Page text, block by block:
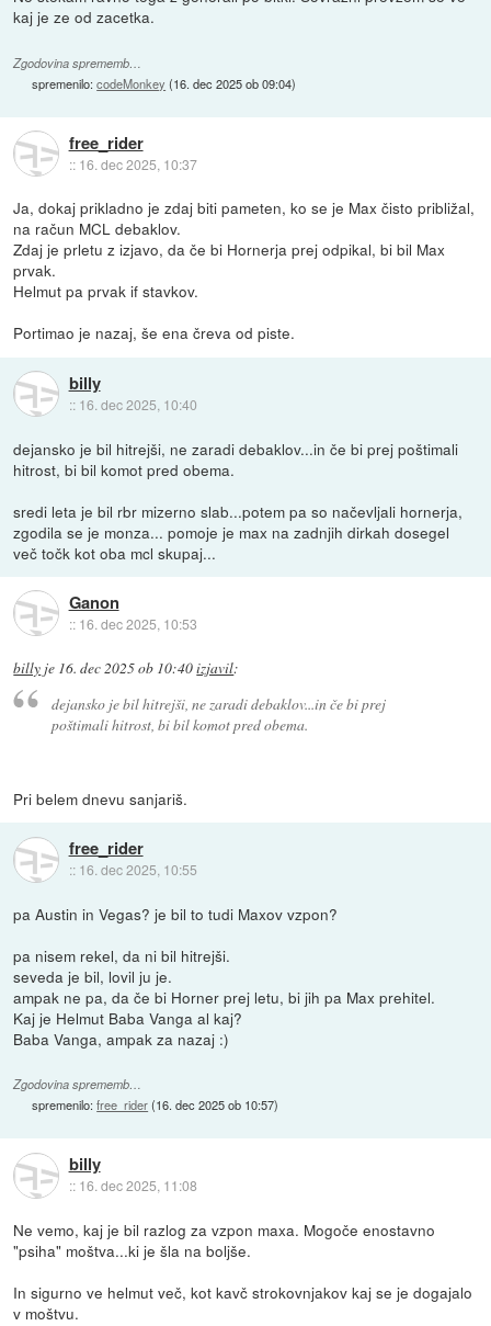
kaj je ze od zacetka.
Zgodovina sprememb…
spremenilo:codeMonkey (16. dec 2025 ob 09:04)
free_rider
:: 16. dec 2025, 10:37
Ja, dokaj prikladno je zdaj biti pameten, ko se je Max čisto približal,
na račun MCL debaklov.
Zdaj je prletu z izjavo, da če bi Hornerja prej odpikal, bi bil Max
prvak.
Helmut pa prvak if stavkov.
Portimao je nazaj, še ena čreva od piste.
billy
:: 16. dec 2025, 10:40
dejansko je bil hitrejši, ne zaradi debaklov...in če bi prej poštimali
hitrost, bi bil komot pred obema.
sredi leta je bil rbr mizerno slab...potem pa so načevljali hornerja,
zgodila se je monza... pomoje je max na zadnjih dirkah dosegel
več točk kot oba mcl skupaj...
Ganon
:: 16. dec 2025, 10:53
billy je 16. dec 2025 ob 10:40izjavil:
dejansko je bil hitrejši, ne zaradi debaklov...in če bi prej
poštimali hitrost, bi bil komot pred obema.
Pri belem dnevu sanjariš.
free_rider
:: 16. dec 2025, 10:55
pa Austin in Vegas? je bil to tudi Maxov vzpon?
pa nisem rekel, da ni bil hitrejši.
seveda je bil, lovil ju je.
ampak ne pa, da če bi Horner prej letu, bi jih pa Max prehitel.
Kaj je Helmut Baba Vanga al kaj?
Baba Vanga, ampak za nazaj :)
Zgodovina sprememb…
spremenilo:free_rider(16. dec 2025 ob 10:57)
billy
:: 16. dec 2025, 11:08
Ne vemo, kaj je bil razlog za vzpon maxa. Mogoče enostavno
"psiha" moštva...ki je šla na boljše.
In sigurno ve helmut več, kot kavč strokovnjakov kaj se je dogajalo
v moštvu.